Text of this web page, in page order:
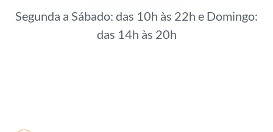
Segunda a Sábado: das 10h às 22h e Domingo:
das 14h às 20h